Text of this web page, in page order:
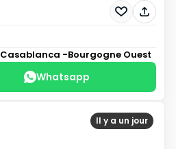
Casablanca -Bourgogne Ouest
Whatsapp
Il y a un jour